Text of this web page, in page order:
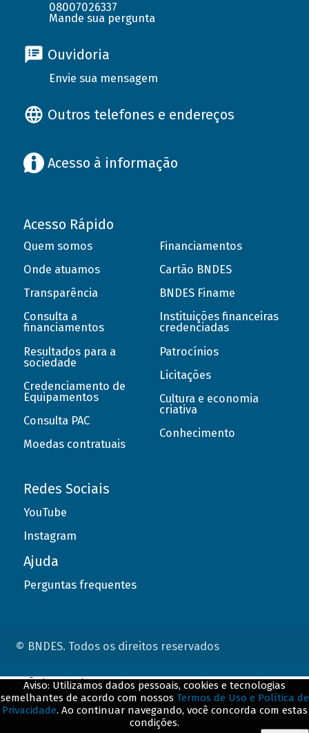
08007026337
Mande sua pergunta
Ouvidoria
Envie sua mensagem
Outros telefones e endereços
Acesso à informação
Acesso Rápido
Quem somos
Onde atuamos
Transparência
Consulta a
financiamentos
Resultados para a
sociedade
Credenciamento de
Equipamentos
Consulta PAC
Moedas contratuais
Financiamentos
Cartão BNDES
BNDES Finame
Instituições financeiras
credenciadas
Patrocínios
Licitações
Cultura e economia
criativa
Conhecimento
Redes Sociais
YouTube
Instagram
Ajuda
Perguntas frequentes
© BNDES. Todos os direitos reservados
Aviso: Utilizamos dados pessoais, cookies e tecnologias
semelhantes de acordo com nossos Termos de Uso e Política de
Privacidade. Ao continuar navegando, você concorda com estas
condições.
ConteÃºdo complementar
${title}${badge}